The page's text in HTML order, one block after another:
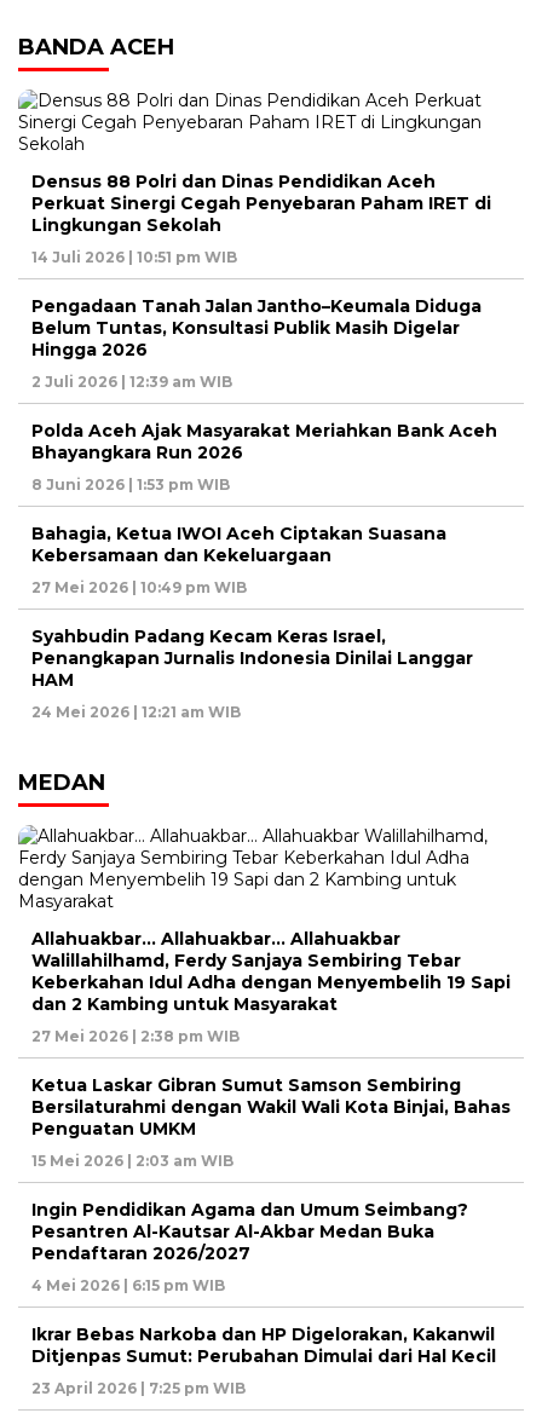
BANDA ACEH
Densus 88 Polri dan Dinas Pendidikan Aceh
Perkuat Sinergi Cegah Penyebaran Paham IRET di
Lingkungan Sekolah
14 Juli 2026 | 10:51 pm WIB
Pengadaan Tanah Jalan Jantho–Keumala Diduga
Belum Tuntas, Konsultasi Publik Masih Digelar
Hingga 2026
2 Juli 2026 | 12:39 am WIB
Polda Aceh Ajak Masyarakat Meriahkan Bank Aceh
Bhayangkara Run 2026
8 Juni 2026 | 1:53 pm WIB
Bahagia, Ketua IWOI Aceh Ciptakan Suasana
Kebersamaan dan Kekeluargaan
27 Mei 2026 | 10:49 pm WIB
Syahbudin Padang Kecam Keras Israel,
Penangkapan Jurnalis Indonesia Dinilai Langgar
HAM
24 Mei 2026 | 12:21 am WIB
MEDAN
Allahuakbar… Allahuakbar… Allahuakbar
Walillahilhamd, Ferdy Sanjaya Sembiring Tebar
Keberkahan Idul Adha dengan Menyembelih 19 Sapi
dan 2 Kambing untuk Masyarakat
27 Mei 2026 | 2:38 pm WIB
Ketua Laskar Gibran Sumut Samson Sembiring
Bersilaturahmi dengan Wakil Wali Kota Binjai, Bahas
Penguatan UMKM
15 Mei 2026 | 2:03 am WIB
Ingin Pendidikan Agama dan Umum Seimbang?
Pesantren Al-Kautsar Al-Akbar Medan Buka
Pendaftaran 2026/2027
4 Mei 2026 | 6:15 pm WIB
Ikrar Bebas Narkoba dan HP Digelorakan, Kakanwil
Ditjenpas Sumut: Perubahan Dimulai dari Hal Kecil
23 April 2026 | 7:25 pm WIB